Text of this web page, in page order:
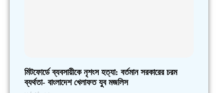
মিটফোর্ডে ব্যবসায়ীকে নৃশংস হত্যা: বর্তমান সরকারের চরম
ব্যর্থতা- বাংলাদেশ খেলাফত যুব মজলিস